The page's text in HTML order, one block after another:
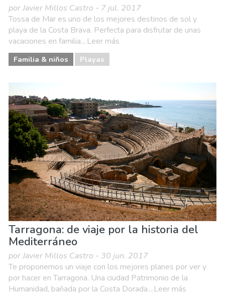
por Javier Millos Castro - 7 jul. 2017
Tossa de Mar es uno de los mejores destinos de sol y
playa de la Costa Brava. Perfecta para disfrutar de unas
vacaciones en familia....Leer más
Familia & niños Playas
Tarragona: de viaje por la historia del
Mediterráneo
por Javier Millos Castro - 30 jun. 2017
Te proponemos un viaje con los mejores planes por ver y
por hacer en Tarragona. Una ciudad Patrimonio de la
Humanidad, bañada por la Costa Dorada....Leer más